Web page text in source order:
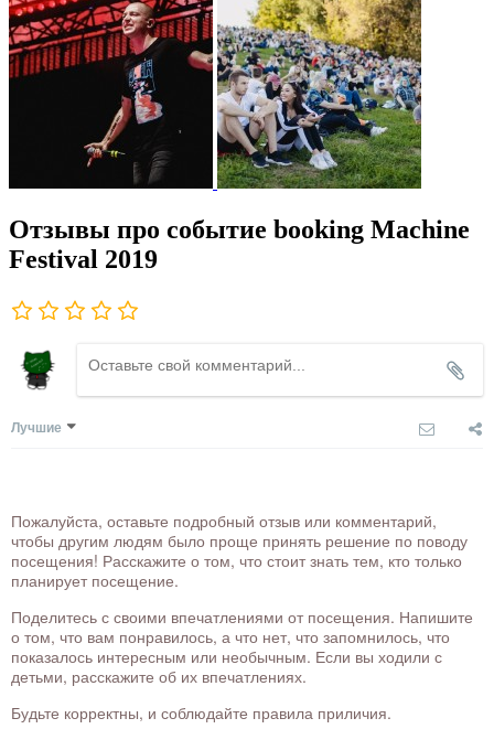
Отзывы про событие booking Machine
Festival 2019
Лучшие
Пожалуйста, оставьте подробный отзыв или комментарий,
чтобы другим людям было проще принять решение по поводу
посещения! Расскажите о том, что стоит знать тем, кто только
планирует посещение.
Поделитесь с своими впечатлениями от посещения. Напишите
о том, что вам понравилось, а что нет, что запомнилось, что
показалось интересным или необычным. Если вы ходили с
детьми, расскажите об их впечатлениях.
Будьте корректны, и соблюдайте правила приличия.